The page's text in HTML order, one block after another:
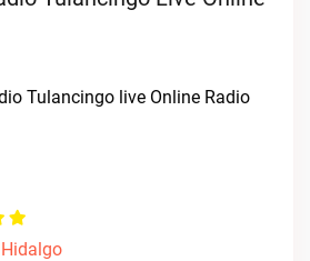
Tulancingo live Online Radio
Hidalgo